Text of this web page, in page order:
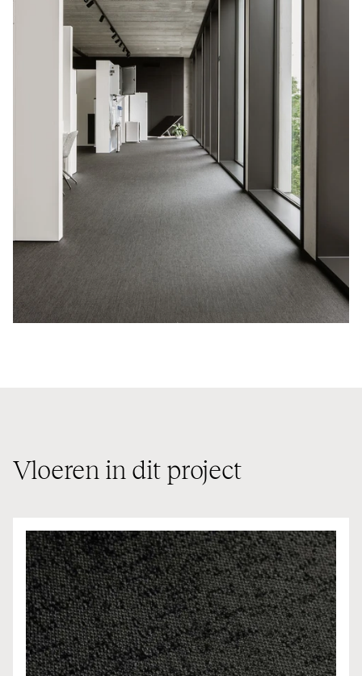
Vloeren in dit project